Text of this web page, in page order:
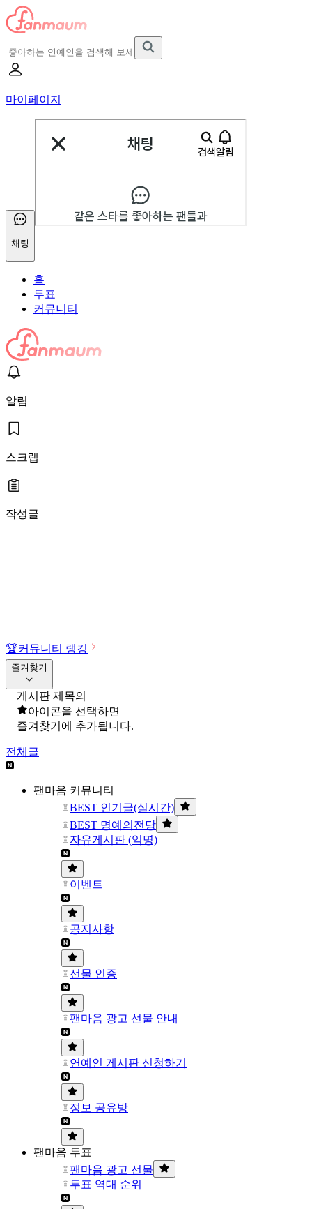
마이페이지
채팅
홈
투표
커뮤니티
알림
스크랩
작성글
🏆커뮤니티 랭킹
즐겨찾기
게시판 제목의
아이콘을 선택하면
즐겨찾기에 추가됩니다.
전체글
팬마음 커뮤니티
BEST 인기글(실시간)
BEST 명예의전당
자유게시판 (익명)
이벤트
공지사항
선물 인증
팬마음 광고 선물 안내
연예인 게시판 신청하기
정보 공유방
팬마음 투표
팬마음 광고 선물
투표 역대 순위